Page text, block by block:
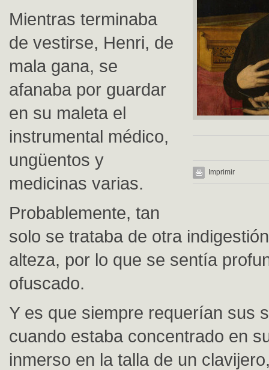
Imprimir
Mientras terminaba
de vestirse, Henri, de
mala gana, se
afanaba por guardar
en su maleta el
instrumental médico,
ungüentos y
medicinas varias.
Probablemente, tan
solo se trataba de otra
alteza, por lo que se sentía
ofuscado.
Y es que siempre requerían sus
cuando estaba concentrado en
inmerso en la talla de un